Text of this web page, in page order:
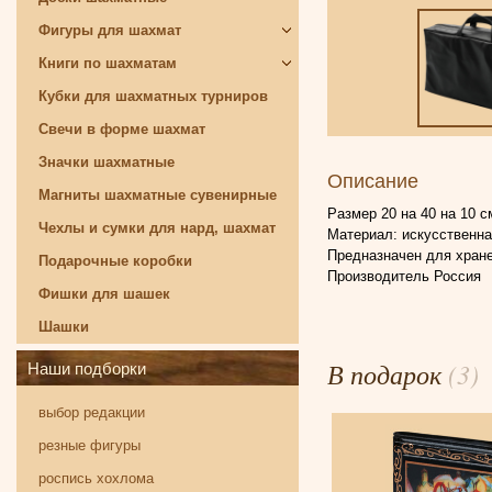
Описание
Размер 20 на 40 на 10
Материал:
Предназначен для
Производитель Россия
В подарок(3)
Фигуры для шахмат
Книги по шахматам
Кубки для шахматных турниров
Свечи в форме шахмат
Значки шахматные
Магниты шахматные сувенирные
Чехлы и сумки для нард, шахмат
Подарочные коробки
Фишки для шашек
Шашки
Наши подборки
выбор редакции
резные фигуры
роспись хохлома